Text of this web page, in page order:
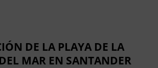
DE LA PLAYA DE LA
MAR EN SANTANDER